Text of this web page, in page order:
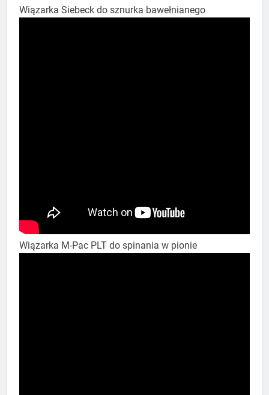
Wiązarka Siebeck do sznurka bawełnianego
Wiązarka M-Pac PLT do spinania w pionie